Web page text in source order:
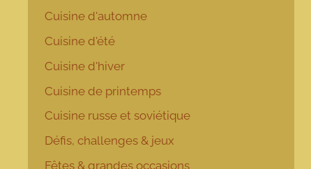
Cuisine d'automne
Cuisine d'été
Cuisine d'hiver
Cuisine de printemps
Cuisine russe et soviétique
Défis, challenges & jeux
Fêtes & grandes occasions